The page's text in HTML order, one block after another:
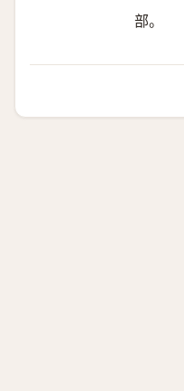
部。